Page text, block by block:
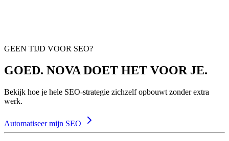
GEEN TIJD VOOR SEO?
GOED. NOVA DOET HET VOOR JE.
Bekijk hoe je hele SEO-strategie zichzelf opbouwt zonder extra
werk.
Automatiseer mijn SEO